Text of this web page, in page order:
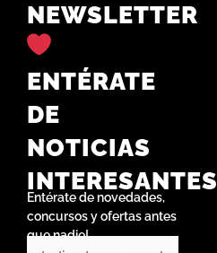
NEWSLETTER
ENTÉRATE
DE
NOTICIAS
INTERESANTES
Entérate de novedades,
concursos y ofertas antes
que nadie!